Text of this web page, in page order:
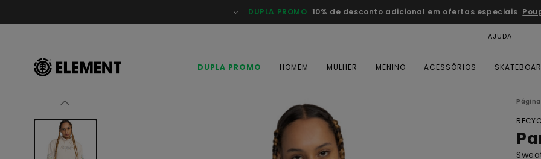
a
DUPLA PROMO 10% de desconto adicional em ofertas especiais
AJUDA
DUPLA PROMO HOMEM MULHER MENINO ACESSÓRIOS